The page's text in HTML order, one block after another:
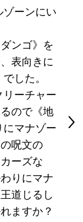
ーンにい
ンゴ》を
表向きに
した。
リーチャー
ので《地
マナゾー
呪文の
ーズな
りにマナ
道じるし
ますか？